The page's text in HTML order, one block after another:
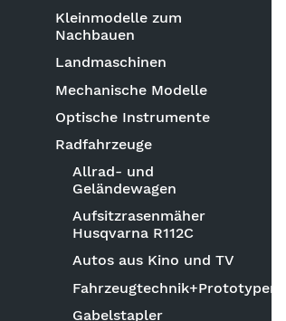
Kleinmodelle zum
Nachbauen
Landmaschinen
Mechanische Modelle
Optische Instrumente
Radfahrzeuge
Allrad- und
Geländewagen
Aufsitzrasenmäher
Husqvarna R112C
Autos aus Kino und TV
Fahrzeugtechnik+Prototypen
Gabelstapler